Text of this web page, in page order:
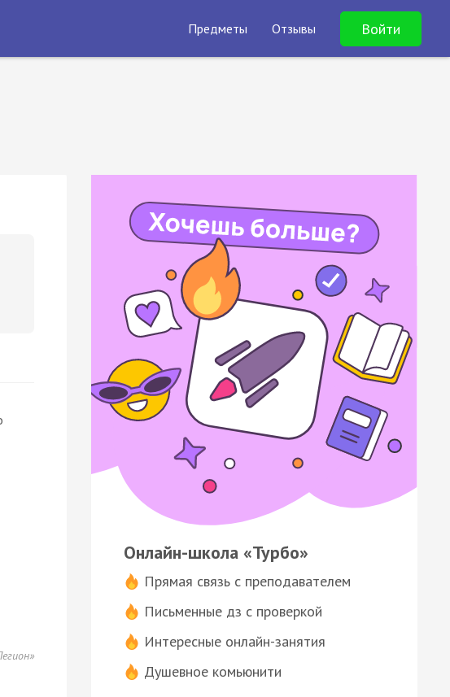
Предметы Отзывы Войти
Онлайн-школа «Турбо»
Прямая связь с преподавателем
Письменные дз с проверкой
Интересные онлайн-занятия
Душевное комьюнити